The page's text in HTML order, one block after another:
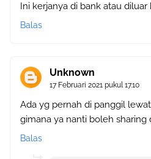
Ini kerjanya di bank atau diluar
Balas
Unknown
17 Februari 2021 pukul 17.10
Ada yg pernah di panggil
gimana ya nanti boleh sharing
Balas